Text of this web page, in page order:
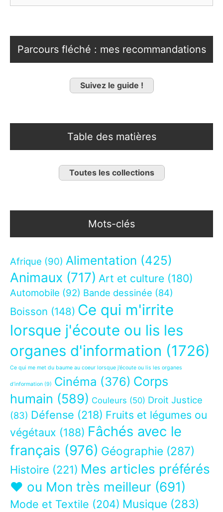
Parcours fléché : mes recommandations
Suivez le guide !
Table des matières
Toutes les collections
Mots-clés
Afrique (90) Alimentation (425)
Animaux (717) Art et culture (180)
Automobile (92) Bande dessinée (84)
Boisson (148) Ce qui m'irrite
lorsque j'écoute ou lis les
organes d'information (1726)
Ce qui me met du baume au coeur lorsque j’écoute ou lis les organes
d’information (9) Cinéma (376) Corps
humain (589) Couleurs (50) Droit Justice
(83) Défense (218) Fruits et légumes ou
végétaux (188) Fâchés avec le
français (976) Géographie (287)
Histoire (221) Mes articles préférés
❤ ou Mon très meilleur (691)
Mode et Textile (204) Musique (283)